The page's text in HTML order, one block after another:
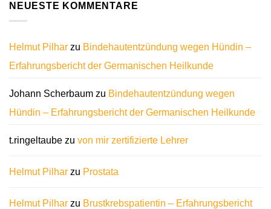
NEUESTE KOMMENTARE
Helmut Pilhar zu Bindehautentzündung wegen Hündin –
Erfahrungsbericht der Germanischen Heilkunde
Johann Scherbaum zu Bindehautentzündung wegen
Hündin – Erfahrungsbericht der Germanischen Heilkunde
t.ringeltaube zu von mir zertifizierte Lehrer
Helmut Pilhar zu Prostata
Helmut Pilhar zu Brustkrebspatientin – Erfahrungsbericht